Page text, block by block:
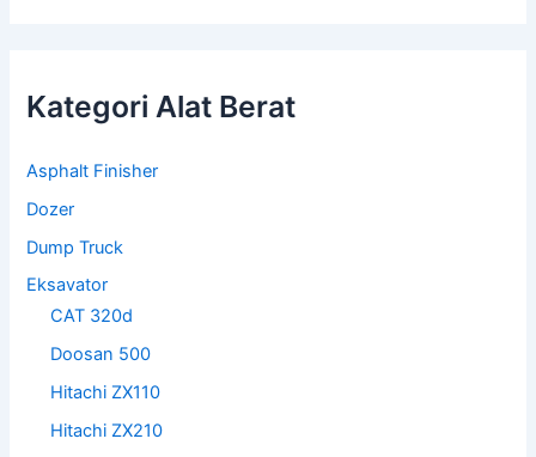
Kategori Alat Berat
Asphalt Finisher
Dozer
Dump Truck
Eksavator
CAT 320d
Doosan 500
Hitachi ZX110
Hitachi ZX210